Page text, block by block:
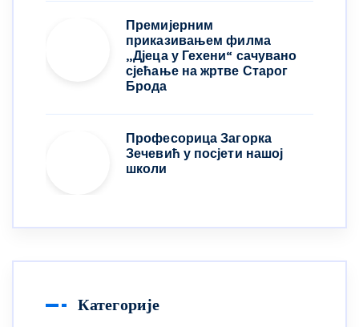
Премијерним
приказивањем филма
„Дјеца у Гехени“ сачувано
сјећање на жртве Старог
Брода
Професорица Загорка
Зечевић у посјети нашој
школи
Категорије